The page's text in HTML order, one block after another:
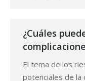
¿Cuáles
El tema de los
potenciales de